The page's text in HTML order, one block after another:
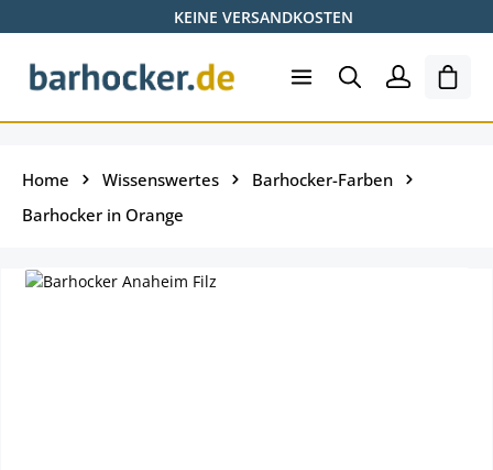
Zum Hauptinhalt springenKEINE VERSANDKOSTEN
Home Wissenswertes
Barhocker-Farben
Barhocker in Orange